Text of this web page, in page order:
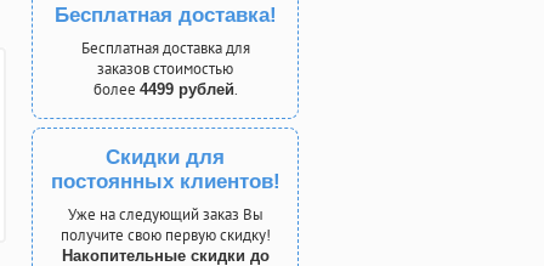
Бесплатная доставка!
Бесплатная доставка для
заказов стоимостью
более 4499 рублей.
Скидки для
постоянных клиентов!
Уже на следующий заказ Вы
получите свою первую скидку!
Накопительные скидки до